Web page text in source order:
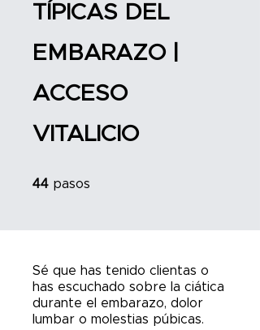
TÍPICAS DEL
EMBARAZO |
ACCESO
VITALICIO
44 pasos
Sé que has tenido clientas o
has escuchado sobre la ciática
durante el embarazo, dolor
lumbar o molestias púbicas.